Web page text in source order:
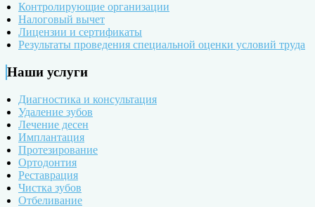
Контролирующие организации
Налоговый вычет
Лицензии и сертификаты
Результаты проведения специальной оценки условий труда
Наши услуги
Диагностика и консультация
Удаление зубов
Лечение десен
Имплантация
Протезирование
Ортодонтия
Реставрация
Чистка зубов
Отбеливание